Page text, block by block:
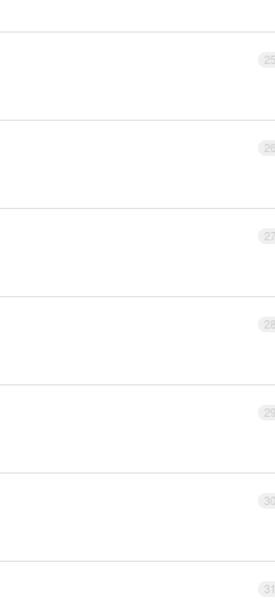
25
26
27
28
29
30
31